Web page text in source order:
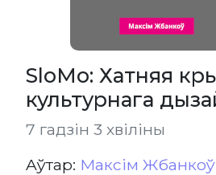
SloMo: Хатняя
культурнага
7 гадзін 3 хвіліны
Aўтар: Максім Жбанкоў